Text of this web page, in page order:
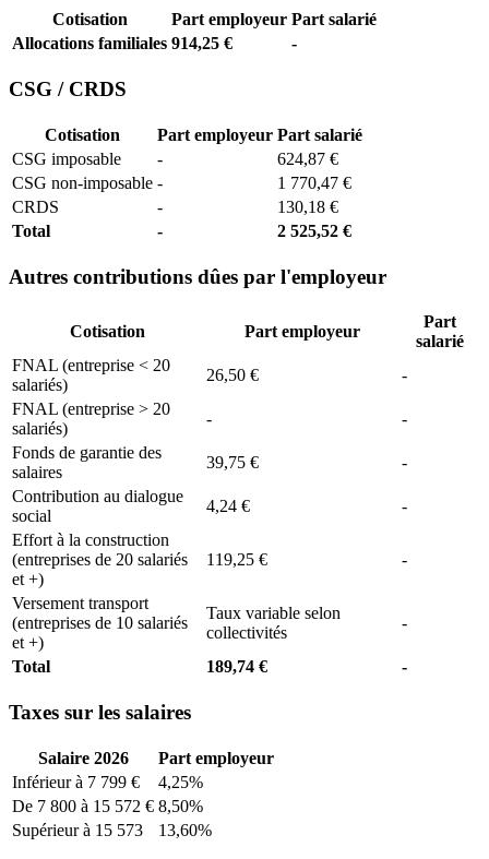
Cotisation Part employeur Part salarié
Allocations familiales 914,25 € -
CSG / CRDS
Cotisation Part employeur Part salarié
CSG imposable
-
624,87 €
CSG non-imposable -
1 770,47 €
CRDS
-
130,18 €
Total
- 2 525,52 €
Autres contributions dûes par l'employeur
Cotisation Part employeur
Part
salarié
FNAL (entreprise < 20
salariés)
26,50 €
-
FNAL (entreprise > 20
salariés)
-
-
Fonds de garantie des
salaires
39,75 €
-
Contribution au dialogue
social
4,24 €
-
Effort à la construction
(entreprises de 20 salariés
et +)
119,25 € -
Versement transport
(entreprises de 10 salariés
et +)
Taux variable selon
collectivités
-
Total 189,74 € -
Taxes sur les salaires
Salaire 2026
Part employeur
Inférieur à 7 799 €
4,25%
De 7 800 à 15 572 € 8,50%
Supérieur à 15 573
13,60%